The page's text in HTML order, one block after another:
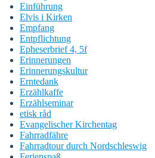
Einführung
Elvis i Kirken
Empfang
Entpflichtung
Epheserbrief 4, 5f
Erinnerungen
Erinnerungskultur
Erntedank
Erzählkaffe
Erzählseminar
etisk råd
Evangelischer Kirchentag
Fahrradfähre
Fahrradtour durch Nordschleswig